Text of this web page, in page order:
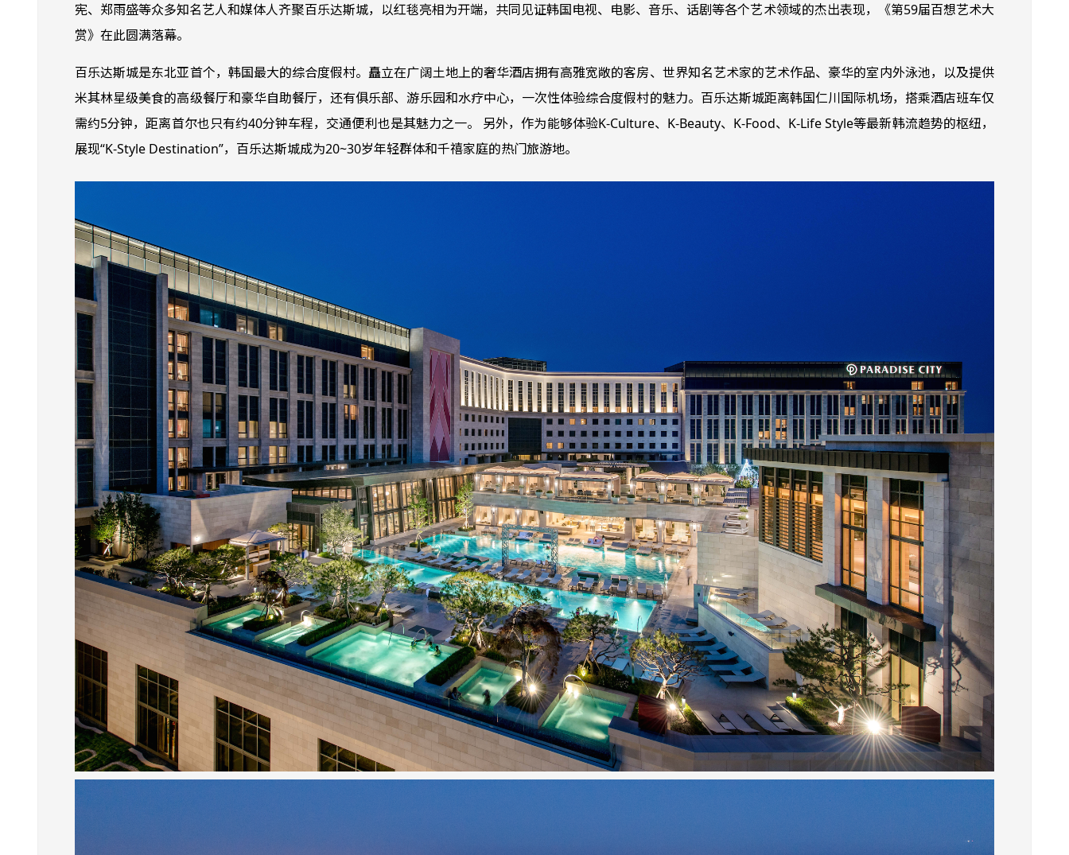
宪、郑雨盛等众多知名艺人和媒体人齐聚百乐达斯城，以红毯亮相为开端，共同见证韩国电视、电影、音乐、话剧等各个艺术领域的杰出表现，《第59届百想艺术大
赏》在此圆满落幕。
百乐达斯城是东北亚首个，韩国最大的综合度假村。矗立在广阔土地上的奢华酒店拥有高雅宽敞的客房、世界知名艺术家的艺术作品、豪华的室内外泳池，以及提供
米其林星级美食的高级餐厅和豪华自助餐厅，还有俱乐部、游乐园和水疗中心，一次性体验综合度假村的魅力。百乐达斯城距离韩国仁川国际机场，搭乘酒店班车仅
需约5分钟，距离首尔也只有约40分钟车程，交通便利也是其魅力之一。 另外，作为能够体验K-Culture、K-Beauty、K-Food、K-Life Style等最新韩流趋势的枢纽，
展现“K-Style Destination”，百乐达斯城成为20~30岁年轻群体和千禧家庭的热门旅游地。